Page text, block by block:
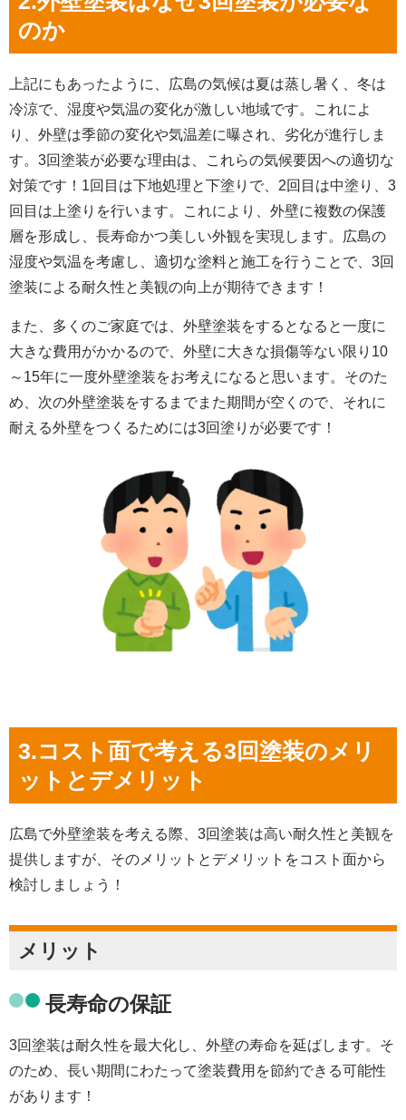
のか
上記にもあったように、広島の気候は夏は蒸し暑く、冬は
冷涼で、湿度や気温の変化が激しい地域です。これによ
り、外壁は季節の変化や気温差に曝され、劣化が進行しま
す。3回塗装が必要な理由は、これらの気候要因への適切な
対策です！1回目は下地処理と下塗りで、2回目は中塗り、3
回目は上塗りを行います。これにより、外壁に複数の保護
層を形成し、長寿命かつ美しい外観を実現します。広島の
湿度や気温を考慮し、適切な塗料と施工を行うことで、3回
塗装による耐久性と美観の向上が期待できます！
また、多くのご家庭では、外壁塗装をするとなると一度に
大きな費用がかかるので、外壁に大きな損傷等ない限り10
～15年に一度外壁塗装をお考えになると思います。そのた
め、次の外壁塗装をするまでまた期間が空くので、それに
耐える外壁をつくるためには3回塗りが必要です！
3.コスト面で考える3回塗装のメリ
ットとデメリット
広島で外壁塗装を考える際、3回塗装は高い耐久性と美観を
提供しますが、そのメリットとデメリットをコスト面から
検討しましょう！
メリット
長寿命の保証
3回塗装は耐久性を最大化し、外壁の寿命を延ばします。そ
のため、長い期間にわたって塗装費用を節約できる可能性
があります！